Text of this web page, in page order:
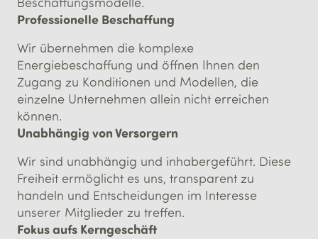
Professionelle Beschaffung
Wir übernehmen die komplexe
Energiebeschaffung und öffnen Ihnen den
Zugang zu Konditionen und Modellen, die
einzelne Unternehmen allein nicht erreichen
können.
Unabhängig von Versorgern
Wir sind unabhängig und inhabergeführt. Diese
Freiheit ermöglicht es uns, transparent zu
handeln und Entscheidungen im Interesse
unserer Mitglieder zu treffen.
Fokus aufs Kerngeschäft